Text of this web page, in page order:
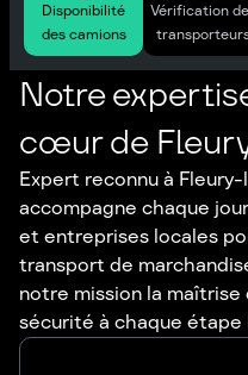
Disponibilité
des camions
Vérification
Notre
cœur de
Expert reconnu à
accompagne chaque
et entreprises locales
transport de
notre mission la
sécurité à chaque étape